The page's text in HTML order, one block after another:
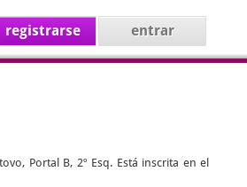
registrarse entrar
Portal B, 2º Esq. Está inscrita en el